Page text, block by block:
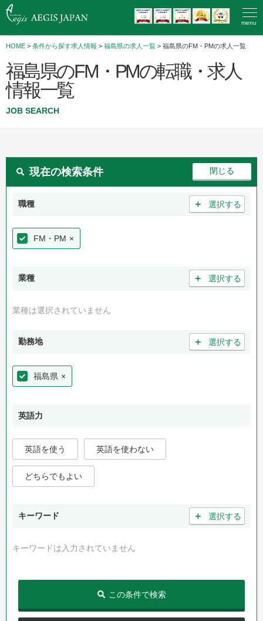
menu
HOME > 条件から探す求人情報 > 福島県の求人一覧 > 福島県のFM・PMの求人一覧
福島県のFM・PMの転職・求人
情報一覧
JOB SEARCH
現在の検索条件
職種 ＋ 選択する
FM・PM ×
業種 ＋ 選択する
業種は選択されていません
勤務地 ＋ 選択する
福島県 ×
英語力
英語を使う 英語を使わない
どちらでもよい
キーワード ＋ 選択する
キーワードは入力されていません
この条件で検索